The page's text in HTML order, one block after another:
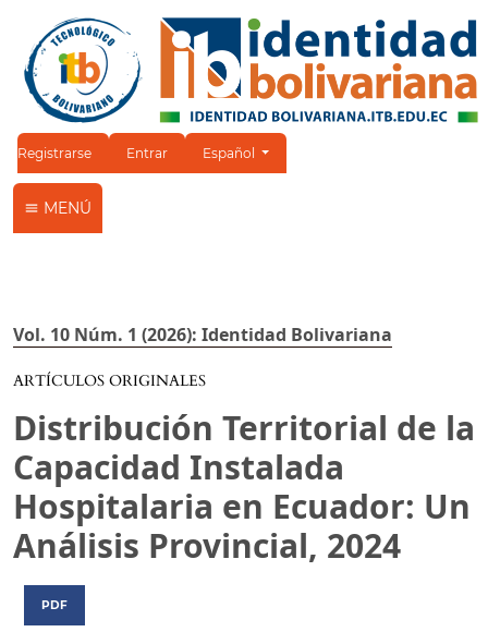
Registrarse Entrar Cambiar el idioma. El idioma actual es:
Español
MENÚ
Vol. 10 Núm. 1 (2026): Identidad Bolivariana
ARTÍCULOS ORIGINALES
Distribución Territorial de la
Capacidad Instalada
Hospitalaria en Ecuador: Un
Análisis Provincial, 2024
PDF